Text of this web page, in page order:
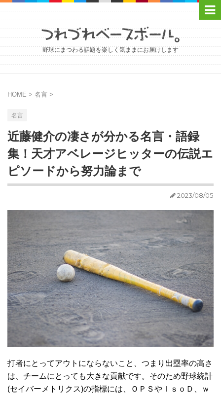
野球にまつわる話題を楽しく気ままにお届けします
HOME > 名言 >
名言
近藤健介の凄さが分かる名言・語録
集！天才アベレージヒッターの伝説エ
ピソードから努力論まで
2023/08/05
打者にとってアウトにならないこと、つまり出塁率の高さ
は、チームにとっても大きな貢献です。そのため野球統計
(セイバーメトリクス)の指標には、ＯＰＳやＩｓｏＤ、ｗ